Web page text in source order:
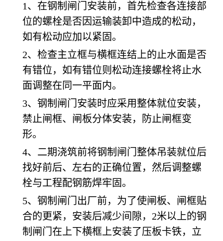
1、在钢制闸门安装前，首先检查各连接部
位的螺栓是否因运输装卸中造成的松动，
如有松动应加以紧固。
2、检查主立框与横框连结上的止水面是否
有错位，如有错位则松动连接螺栓将止水
面调整在同一平面内。
3、钢制闸门安装时应采用整体就位安装，
禁止闸框、闸板分体安装，防止闸框变
形。
4、二期浇筑前将钢制闸门整体吊装就位后
找好前后、左右的正确位置，然后调整螺
栓与工程配钢筋焊牢固。
5、钢制闸门出厂前，为了使闸板、闸框贴
合的更紧，安装后减少间隙，2米以上的钢
制闸门在上下横框上安装了压板卡铁，立